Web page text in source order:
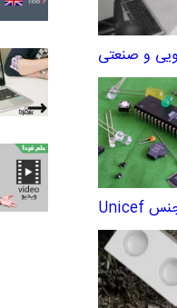
و صنعتی